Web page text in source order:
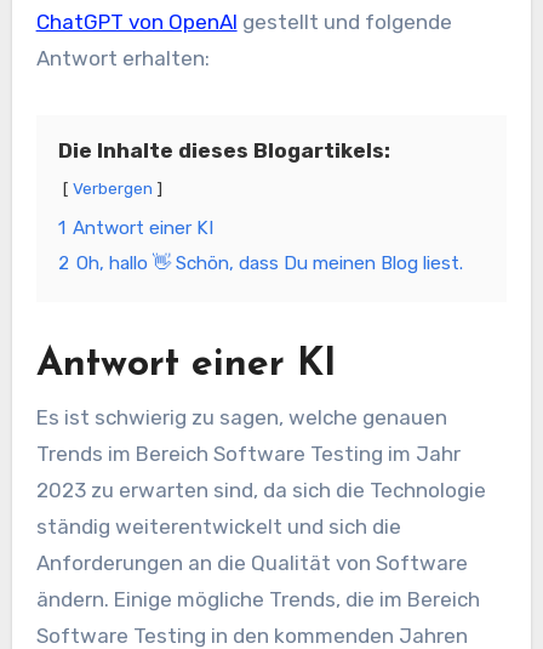
ChatGPT von OpenAI gestellt und folgende
Antwort erhalten:
Die Inhalte dieses Blogartikels:
Verbergen
1 Antwort einer KI
2 Oh, hallo 👋 Schön, dass Du meinen Blog liest.
Antwort einer KI
Es ist schwierig zu sagen, welche genauen
Trends im Bereich Software Testing im Jahr
2023 zu erwarten sind, da sich die Technologie
ständig weiterentwickelt und sich die
Anforderungen an die Qualität von Software
ändern. Einige mögliche Trends, die im Bereich
Software Testing in den kommenden Jahren